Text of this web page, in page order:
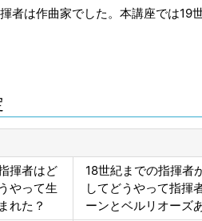
者は作曲家でした。本講座では
揮者はど
うやって生
まれた？
18世紀までの指揮者
してどうやって指揮
ーンとベルリオーズ